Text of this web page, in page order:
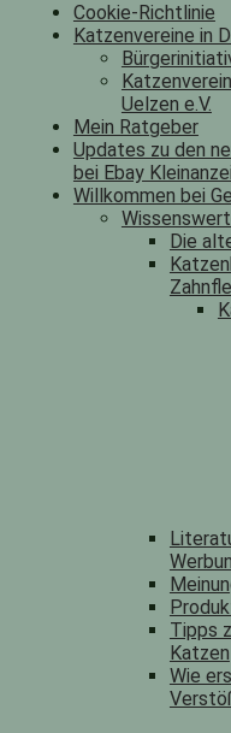
Cookie-Richtlinie
Katzenvereine in
Uelzen e.V.
Mein Ratgeber
Updates zu den
bei Ebay
Willkommen bei
Die
Tipps
Katzen
Wie